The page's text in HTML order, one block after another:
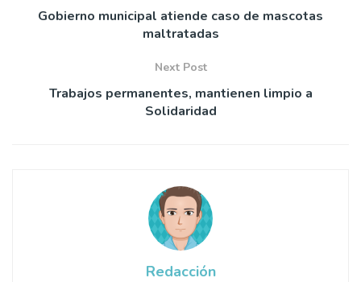
Gobierno municipal atiende caso de mascotas
maltratadas
Next Post
Trabajos permanentes, mantienen limpio a
Solidaridad
Redacción